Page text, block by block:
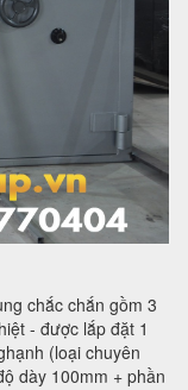
chắc chắn gồm 3
- được lắp đặt 1
(loại chuyên
dày 100mm + phần